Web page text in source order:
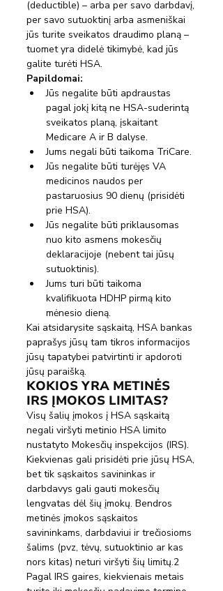
(deductible) – arba per savo darbdavį,
per savo sutuoktinį arba asmeniškai
jūs turite sveikatos draudimo planą –
tuomet yra didelė tikimybė, kad jūs
galite turėti HSA.
Papildomai:
Jūs negalite būti apdraustas
pagal jokį kitą ne HSA-suderintą
sveikatos planą, įskaitant
Medicare A ir B dalyse.
Jums negali būti taikoma TriCare.
Jūs negalite būti turėjęs VA
medicinos naudos per
pastaruosius 90 dienų (prisidėti
prie HSA).
Jūs negalite būti priklausomas
nuo kito asmens mokesčių
deklaracijoje (nebent tai jūsų
sutuoktinis).
Jums turi būti taikoma
kvalifikuota HDHP pirmą kito
mėnesio dieną.
Kai atsidarysite sąskaitą, HSA bankas
paprašys jūsų tam tikros informacijos
jūsų tapatybei patvirtinti ir apdoroti
jūsų paraišką.
KOKIOS YRA METINĖS
IRS ĮMOKOS LIMITAS?
Visų šalių įmokos į HSA sąskaitą
negali viršyti metinio HSA limito
nustatyto Mokesčių inspekcijos (IRS).
Kiekvienas gali prisidėti prie jūsų HSA,
bet tik sąskaitos savininkas ir
darbdavys gali gauti mokesčių
lengvatas dėl šių įmokų. Bendros
metinės įmokos sąskaitos
savininkams, darbdaviui ir trečiosioms
šalims (pvz, tėvų, sutuoktinio ar kas
nors kitas) neturi viršyti šių limitų.2
Pagal IRS gaires, kiekvienais metais